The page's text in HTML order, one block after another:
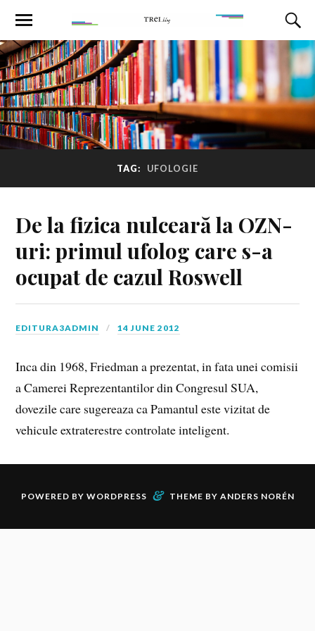
TAG: UFOLOGIE
De la fizica nulceară la OZN-
uri: primul ufolog care s-a
ocupat de cazul Roswell
EDITURA3ADMIN 14 JUNE 2012
Inca din 1968, Friedman a prezentat, in fata unei comisii
a Camerei Reprezentantilor din Congresul SUA,
dovezile care sugereaza ca Pamantul este vizitat de
vehicule extraterestre controlate inteligent.
POWERED BY WORDPRESS & THEME BY ANDERS NORÉN